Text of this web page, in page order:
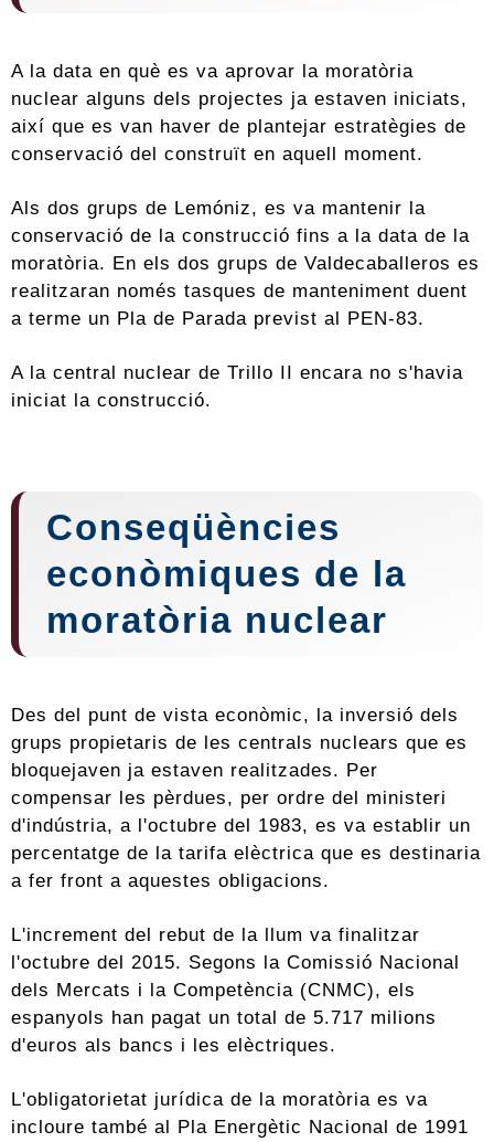
A la data en què es va aprovar la moratòria
nuclear alguns dels projectes ja estaven iniciats,
així que es van haver de plantejar estratègies de
conservació del construït en aquell moment.
Als dos grups de Lemóniz, es va mantenir la
conservació de la construcció fins a la data de la
moratòria. En els dos grups de Valdecaballeros es
realitzaran només tasques de manteniment duent
a terme un Pla de Parada previst al PEN-83.
A la central nuclear de Trillo II encara no s'havia
iniciat la construcció.
Conseqüències
econòmiques de la
moratòria nuclear
Des del punt de vista econòmic, la inversió dels
grups propietaris de les centrals nuclears que es
bloquejaven ja estaven realitzades. Per
compensar les pèrdues, per ordre del ministeri
d'indústria, a l'octubre del 1983, es va establir un
percentatge de la tarifa elèctrica que es destinaria
a fer front a aquestes obligacions.
L'increment del rebut de la llum va finalitzar
l'octubre del 2015. Segons la Comissió Nacional
dels Mercats i la Competència (CNMC), els
espanyols han pagat un total de 5.717 milions
d'euros als bancs i les elèctriques.
L'obligatorietat jurídica de la moratòria es va
incloure també al Pla Energètic Nacional de 1991